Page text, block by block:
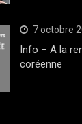
7 octobre
Info – A la
coréenne